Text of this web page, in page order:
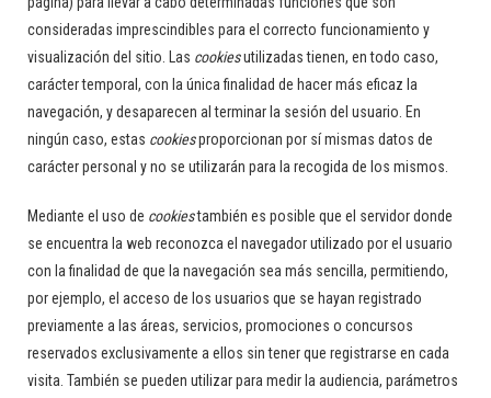
consideradas imprescindibles para el correcto funcionamiento y
visualización del sitio. Las cookiesutilizadas tienen, en todo caso,
carácter temporal, con la única finalidad de hacer más eficaz la
navegación, y desaparecen al terminar la sesión del usuario. En
ningún caso, estas cookiesproporcionan por sí mismas datos de
carácter personal y no se utilizarán para la recogida de los mismos.
Mediante el uso de cookiestambién es posible que el servidor donde
se encuentra la web reconozca el navegador utilizado por el usuario
con la finalidad de que la navegación sea más sencilla, permitiendo,
por ejemplo, el acceso de los usuarios que se hayan registrado
previamente a las áreas, servicios, promociones o concursos
reservados exclusivamente a ellos sin tener que registrarse en cada
visita. También se pueden utilizar para medir la audiencia, parámetros